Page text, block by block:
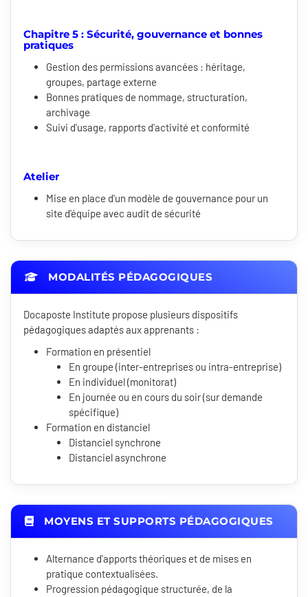
Chapitre 5 : Sécurité, gouvernance et bonnes
pratiques
Gestion des permissions avancées : héritage,
groupes, partage externe
Bonnes pratiques de nommage, structuration,
archivage
Suivi d'usage, rapports d'activité et conformité
Atelier
Mise en place d'un modèle de gouvernance pour un
site d'équipe avec audit de sécurité
MODALITÉS PÉDAGOGIQUES
Docaposte Institute propose plusieurs dispositifs
pédagogiques adaptés aux apprenants :
Formation en présentiel
En groupe (inter-entreprises ou intra-entreprise)
En individuel (monitorat)
En journée ou en cours du soir (sur demande
spécifique)
Formation en distanciel
Distanciel synchrone
Distanciel asynchrone
MOYENS ET SUPPORTS PÉDAGOGIQUES
Alternance d'apports théoriques et de mises en
pratique contextualisées.
Progression pédagogique structurée, de la